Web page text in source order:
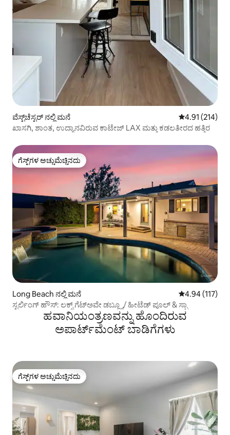
ವೆಸ್ಟ್‌ಚೆಸ್ಟರ್ ನಲ್ಲಿ ಮನೆ 5 ರಲ್ಲಿ 4.91
4.91 (214)
ಖಾಸಗಿ, ಶಾಂತ, ಉದ್ಯಾನವಿರುವ ಕಾಟೇಜ್ LAX ಮತ್ತು ಕಡಲತೀರದ ಹತ್ತಿರ
ಗೆಸ್ಟ್‌ಗಳ ಅಚ್ಚುಮೆಚ್ಚಿನದು
ಗೆಸ್ಟ್‌ಗಳ ಅಚ್ಚುಮೆಚ್ಚಿನದು
Long Beach ನಲ್ಲಿ ಮನೆ 5 ರಲ್ಲಿ 4.94
4.94 (117)
ಸ್ಟರ್ಲಿಂಗ್ ಹೌಸ್: ಲಕ್ಸ್ ಗೆಟ್‌ಅವೇ ಡಬ್ಲ್ಯೂ/ ಹೀಟೆಡ್ ಪೂಲ್ & ಸ್ಪಾ
ಹವಾನಿಯಂತ್ರಣವನ್ನು ಹೊಂದಿರುವ
ಅಪಾರ್ಟ್‌ಮೆಂಟ್‌ ಬಾಡಿಗೆಗಳು
ಗೆಸ್ಟ್‌ಗಳ ಅಚ್ಚುಮೆಚ್ಚಿನದು
ಗೆಸ್ಟ್‌ಗಳ ಅಚ್ಚುಮೆಚ್ಚಿನದು